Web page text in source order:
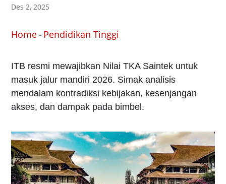
Des 2, 2025
Home- Pendidikan Tinggi
ITB resmi mewajibkan Nilai TKA Saintek untuk
masuk jalur mandiri 2026. Simak analisis
mendalam kontradiksi kebijakan, kesenjangan
akses, dan dampak pada bimbel.